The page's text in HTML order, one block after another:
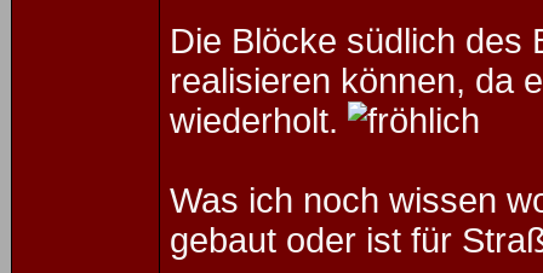
Die Blöcke südlich des
realisieren können, da
wiederholt.
Was ich noch wissen
gebaut oder ist für